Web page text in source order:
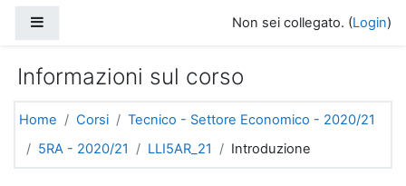
Non sei collegato. (Login)
Informazioni sul corso
Home Corsi
Tecnico - Settore Economico - 2020/21
5RA - 2020/21
LLI5AR_21 Introduzione